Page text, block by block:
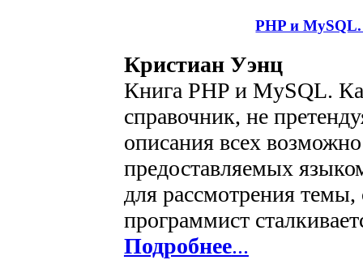
PHP и
Кристиан Уэнц
Книга PHP и MySQL.
справочник, не
описания всех
предоставляемых
для рассмотрения
программист
Подробнее...